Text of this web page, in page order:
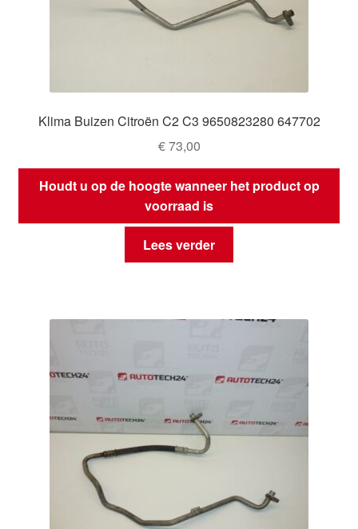
Klima Buizen Citroën C2 C3 9650823280 647702
€73,00
Houdt u op de hoogte wanneer het product op
voorraad is
Lees verder